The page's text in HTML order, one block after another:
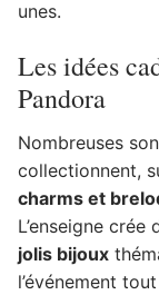
unes.
Les idées
Pandora
Nombreuses
collectionnent,
charms et
L’enseigne
jolis bijoux
l’événement